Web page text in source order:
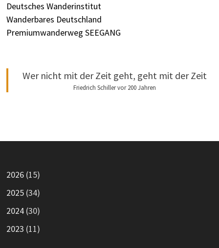
Deutsches Wanderinstitut
Wanderbares Deutschland
Premiumwanderweg SEEGANG
Wer nicht mit der Zeit geht, geht mit der Zeit
Friedrich Schiller vor 200 Jahren
2026(15)
2025(34)
2024(30)
2023 (11)